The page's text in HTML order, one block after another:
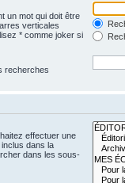
un mot qui doit être
verticales
* comme joker si
recherches
effectuer une
dans la
dans les sous-